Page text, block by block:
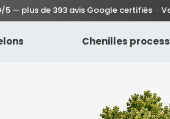
5 — plus de 393 avis Google certifiés ·
Chenilles